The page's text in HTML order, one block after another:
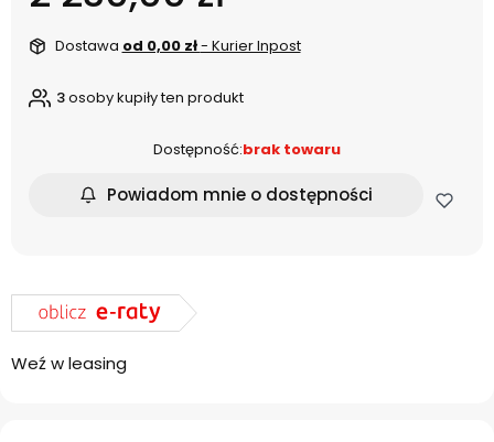
Dostawa od 0,00 zł- Kurier Inpost
3osoby kupiły ten produkt
Dostępność:brak towaru
Powiadom mnie o dostępności
Weź w leasing